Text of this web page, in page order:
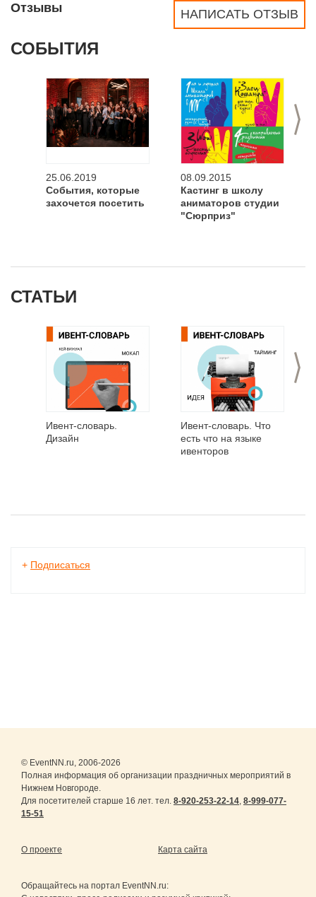
НАПИСАТЬ ОТЗЫВ
Отзывы
СОБЫТИЯ
>
25.06.2019
События, которые
захочется посетить
08.09.2015
Кастинг в школу
аниматоров студии
"Сюрприз"
СТАТЬИ
>
Ивент-словарь.
Дизайн
Ивент-словарь. Что
есть что на языке
ивенторов
+ Подписаться
© EventNN.ru, 2006-2026
Полная информация об организации праздничных мероприятий в
Нижнем Новгороде.
Для посетителей старше 16 лет. тел. 8-920-253-22-14, 8-999-077-
15-51
О проекте Карта сайта
Обращайтесь на портал EventNN.ru: